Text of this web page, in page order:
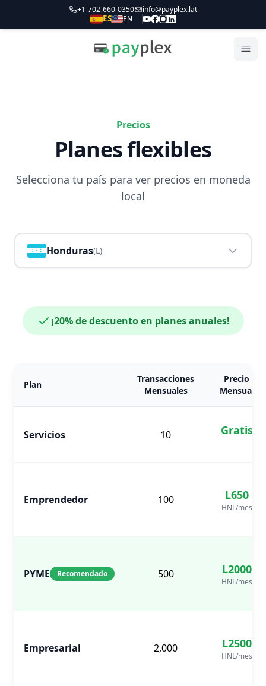
+1-702-660-0350 info@payplex.lat
ES EN
Payplex
Precios
Planes flexibles
Selecciona tu país para ver precios en moneda
local
Honduras(L)
¡20% de descuento en planes anuales!
Plan
Transacciones
Mensuales
Precio
Mensual
Servicios 10 Gratis
Emprendedor 100 L650
HNL/mes
PYME Recomendado 500 L2000
HNL/mes
Empresarial 2,000 L2500
HNL/mes